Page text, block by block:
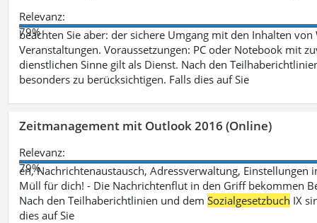
Relevanz:
79%
beachten Sie aber: der sichere Umgang mit den Inhalten
Veranstaltungen. Voraussetzungen: PC oder Notebook mit
dienstlichen Sinne gilt als Dienst. Nach den
besonders zu berücksichtigen. Falls dies auf Sie
Zeitmanagement mit Outlook 2016 (Online)
Relevanz:
79%
en, Nachrichtenaustausch, Adressverwaltung,
Müll für dich! - Die Nachrichtenflut in den Griff bekommen
Nach den Teilhaberichtlinien und demSozialgesetzbuch IX
dies auf Sie